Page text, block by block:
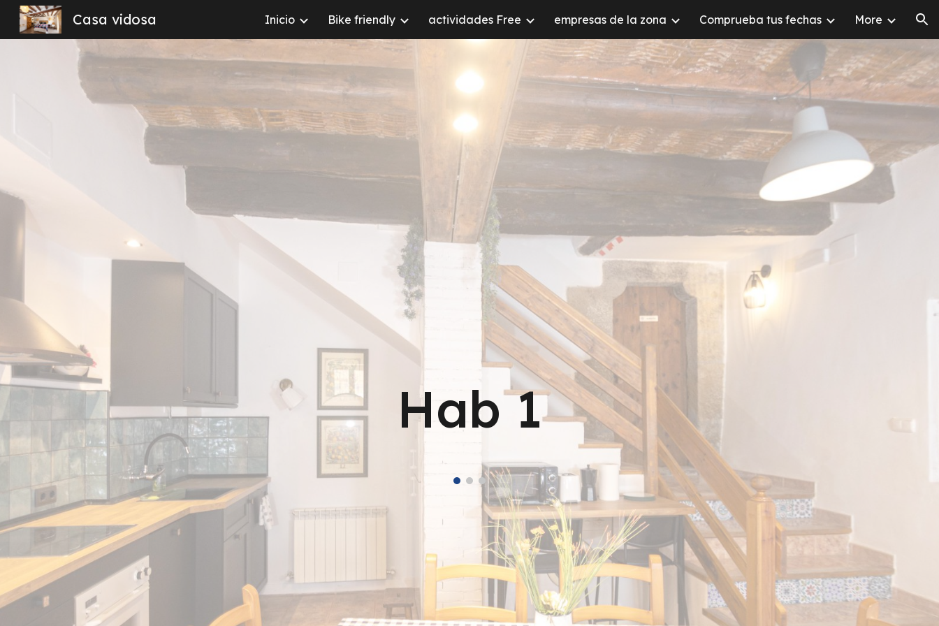
Skip to main content Skip to navigation
Casa vidosa Inicio Bike friendly actividades Free empresas de la zona Comprueba tus fechas More
Hab 1